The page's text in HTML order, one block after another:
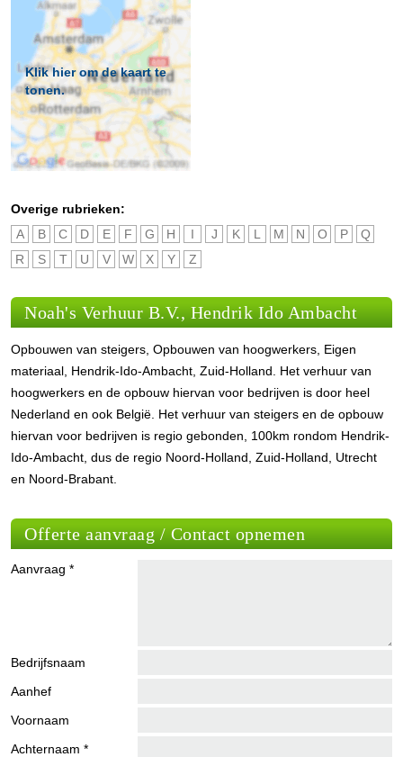
Klik hier om de kaart te
tonen.
Overige rubrieken:
A
B C D E F G H I J K L M N O P
Q
R
S T U V W X Y Z
Noah's Verhuur B.V., Hendrik Ido Ambacht
Opbouwen van steigers, Opbouwen van hoogwerkers, Eigen
materiaal, Hendrik-Ido-Ambacht, Zuid-Holland. Het verhuur van
hoogwerkers en de opbouw hiervan voor bedrijven is door heel
Nederland en ook België. Het verhuur van steigers en de opbouw
hiervan voor bedrijven is regio gebonden, 100km rondom Hendrik-
Ido-Ambacht, dus de regio Noord-Holland, Zuid-Holland, Utrecht
en Noord-Brabant.
Offerte aanvraag / Contact opnemen
Aanvraag *
Bedrijfsnaam
Aanhef
Voornaam
Achternaam *